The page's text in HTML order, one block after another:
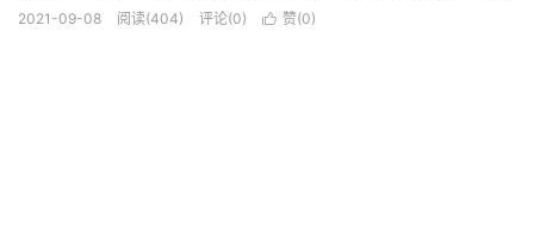
2021-09-08 阅读(404) 评论(0)  赞(0)